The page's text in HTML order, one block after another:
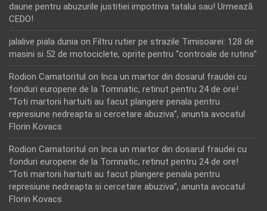
daune pentru abuzurile justitiei impotriva tatalui sau! Urmează
CEDO!
jalalive piala dunia on Filtru rutier pe strazile Timisoarei: 128 de
masini si 52 de motociclete, oprite pentru “controale de rutina”
Rodion Camatoritul on Inca un martor din dosarul fraudei cu
fonduri europene de la Tomnatic, retinut pentru 24 de ore!
“Toti martorii hartuiti au facut plangere penala pentru
represiune nedreapta si cercetare abuziva”, anunta avocatul
Florin Kovacs
Rodion Camatoritul on Inca un martor din dosarul fraudei cu
fonduri europene de la Tomnatic, retinut pentru 24 de ore!
“Toti martorii hartuiti au facut plangere penala pentru
represiune nedreapta si cercetare abuziva”, anunta avocatul
Florin Kovacs